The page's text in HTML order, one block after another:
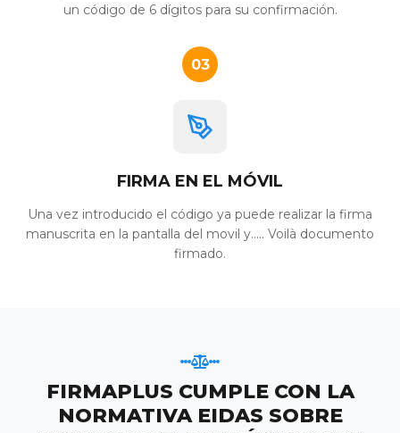
un código de 6 dígitos para su confirmación.
03
FIRMA EN EL MÓVIL
Una vez introducido el código ya puede realizar la firma
manuscrita en la pantalla del movil y..... Voilà documento
firmado.
FIRMAPLUS CUMPLE CON LA
NORMATIVA EIDAS SOBRE